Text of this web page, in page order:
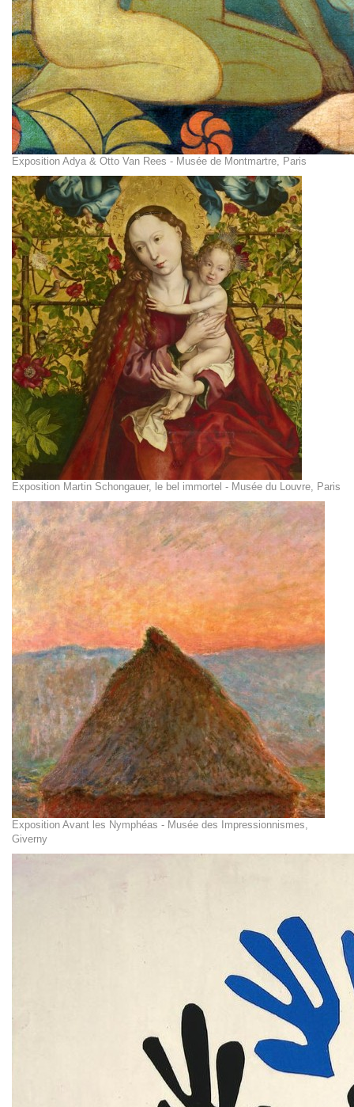
Exposition Adya & Otto Van Rees - Musée de Montmartre, Paris
Exposition Martin Schongauer, le bel immortel - Musée du Louvre, Paris
Exposition Avant les Nymphéas - Musée des Impressionnismes,
Giverny